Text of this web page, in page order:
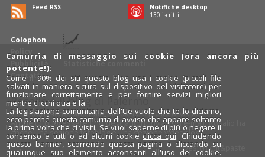
Colophon
Policy
Pubblicità
Contatti
Statistiche commenti
Feed RSS
Notifiche desktop
130 iscritti
Rosalio è il blog di Palermo
754 autoriraccontano Palermo dal loro punto di vista.
Anche tu puoi essere uno degli autori: inviaci un' e-mail. Rosalio ha
anche una sezionefotobloge una sezionevideoblog.
Designcut&paste
Camurrìa di messaggio sui cookie (ora ancora più
potente!):
Come il 90% dei siti questo blog usa i cookie (piccoli file
salvati in maniera sicura sul dispositivo del visitatore) per
funzionare correttamente e per fornire servizi migliori
mentre clicchi qua e là.
La legislazione comunitaria dell'Ue vuole che te lo diciamo,
ecco perché questa camurrìa di avviso che appare soltanto
la prima volta che ci visiti. Se vuoi saperne di più o negare il
consenso a tutti o ad alcuni cookie clicca qui. Chiudendo
questo banner, scorrendo questa pagina o cliccando su
qualunque suo elemento acconsenti all'uso dei cookie.